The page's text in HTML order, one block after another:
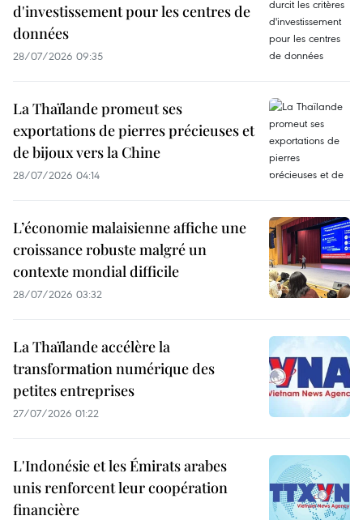
d'investissement pour les centres de
données
28/07/2026 09:35
La Thaïlande promeut ses
exportations de pierres précieuses et
de bijoux vers la Chine
28/07/2026 04:14
L’économie malaisienne affiche une
croissance robuste malgré un
contexte mondial difficile
28/07/2026 03:32
La Thaïlande accélère la
transformation numérique des
petites entreprises
27/07/2026 01:22
L'Indonésie et les Émirats arabes
unis renforcent leur coopération
financière